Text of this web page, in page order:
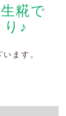
糀で
♪
ます。